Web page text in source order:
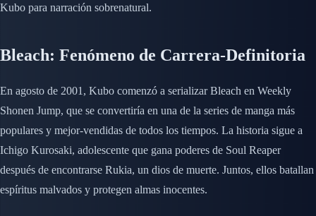
Kubo para narración sobrenatural.
Bleach: Fenómeno de Carrera-Definitoria
En agosto de 2001, Kubo comenzó a serializar Bleach en Weekly
Shonen Jump, que se convertiría en una de la series de manga más
populares y mejor-vendidas de todos los tiempos. La historia sigue a
Ichigo Kurosaki, adolescente que gana poderes de Soul Reaper
después de encontrarse Rukia, un dios de muerte. Juntos, ellos batallan
espíritus malvados y protegen almas inocentes.